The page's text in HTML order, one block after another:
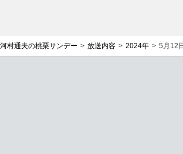
河村通夫の桃栗サンデー 放送内容 2024年 5月12